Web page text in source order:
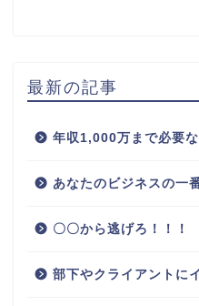
最新の記事
年収1,000万まで必要な
あなたのビジネスの一
〇〇から逃げろ！！！
部下やクライアントに